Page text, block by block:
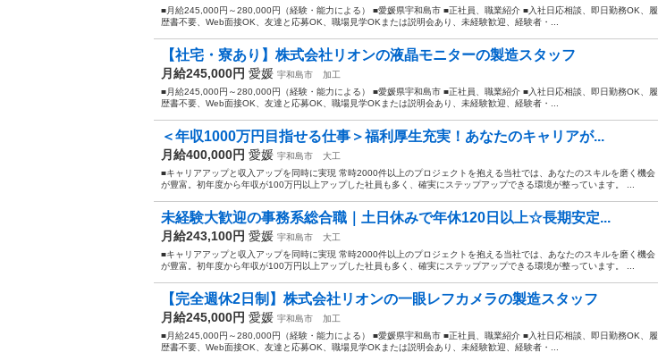
■月給245,000円～280,000円（経験・能力による） ■愛媛県宇和島市 ■正社員、職業紹介 ■入社日応相談、即日勤務OK、履
歴書不要、Web面接OK、友達と応募OK、職場見学OKまたは説明会あり、未経験歓迎、経験者・...
【社宅・寮あり】株式会社リオンの液晶モニターの製造スタッフ
月給245,000円 愛媛 宇和島市
加工
■月給245,000円～280,000円（経験・能力による） ■愛媛県宇和島市 ■正社員、職業紹介 ■入社日応相談、即日勤務OK、履
歴書不要、Web面接OK、友達と応募OK、職場見学OKまたは説明会あり、未経験歓迎、経験者・...
＜年収1000万円目指せる仕事＞福利厚生充実！あなたのキャリアが...
月給400,000円 愛媛 宇和島市
大工
■キャリアアップと収入アップを同時に実現 常時2000件以上のプロジェクトを抱える当社では、あなたのスキルを磨く機会
が豊富。初年度から年収が100万円以上アップした社員も多く、確実にステップアップできる環境が整っています。 ...
未経験大歓迎の事務系総合職｜土日休みで年休120日以上☆長期安定...
月給243,100円 愛媛 宇和島市
大工
■キャリアアップと収入アップを同時に実現 常時2000件以上のプロジェクトを抱える当社では、あなたのスキルを磨く機会
が豊富。初年度から年収が100万円以上アップした社員も多く、確実にステップアップできる環境が整っています。 ...
【完全週休2日制】株式会社リオンの一眼レフカメラの製造スタッフ
月給245,000円 愛媛 宇和島市
加工
■月給245,000円～280,000円（経験・能力による） ■愛媛県宇和島市 ■正社員、職業紹介 ■入社日応相談、即日勤務OK、履
歴書不要、Web面接OK、友達と応募OK、職場見学OKまたは説明会あり、未経験歓迎、経験者・...